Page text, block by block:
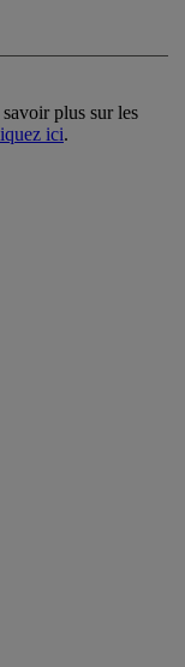
plus sur les
ici.